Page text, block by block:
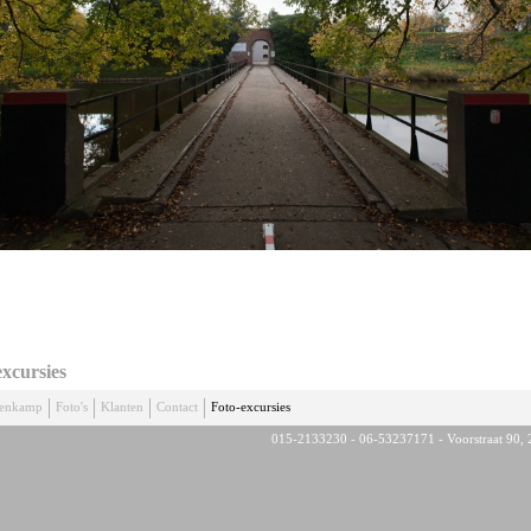
Foto's Klanten Contact Foto-excursies
015-2133230 - 06-53237171 - Voorstraat 90,